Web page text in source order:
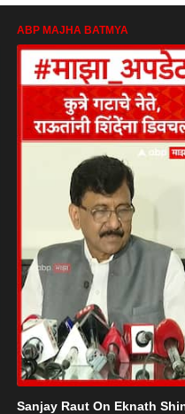
ABP MAJHA BATMYA
Sanjay Raut On Eknath